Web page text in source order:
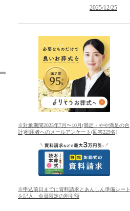
との違
2025/12/25
※対象期間2025年7月〜10月(満足・やや満足の合
計)利用者へのメールアンケート(回答229名)
※申込前日までに資料請求とあんしん準備シート
を記入、会員限定の割引額